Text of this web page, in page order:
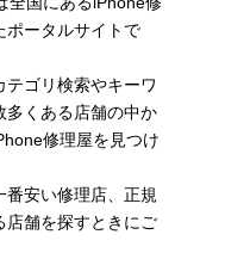
ポータルサイトで
ゴリ検索やキーワ
多くある店舗の中か
修理屋を見つけ
安い修理店、正規
店舗を探すときにご